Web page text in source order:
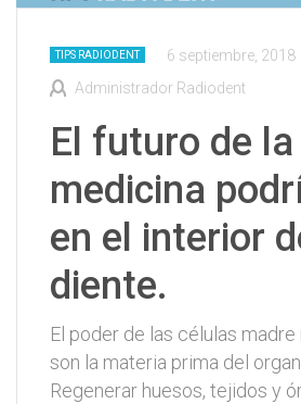
TIPS RADIODENT 6 septiembre, 2018
Administrador Radiodent
El futuro de la
medicina
en el interior
diente.
El poder de las células
son la materia prima del
Regenerar huesos, tejidos y